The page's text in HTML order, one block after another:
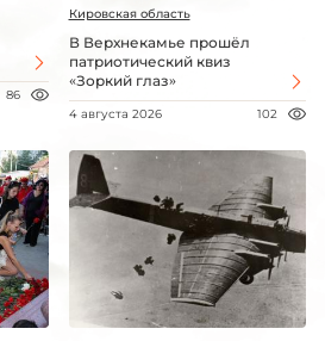
86
Кировская область
В Верхнекамье прошёл
патриотический квиз
«Зоркий глаз»
4 августа 2026 102